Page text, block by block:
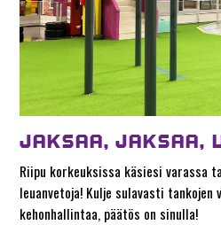
JAKSAA, JAKSAA,
Riipu korkeuksissa käsiesi varassa
leuanvetoja! Kulje sulavasti
kehonhallintaa, päätös on sinulla!